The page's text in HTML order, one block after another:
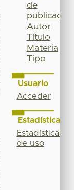
de
publicación
Autor
Título
Materia
Tipo
Usuario
Acceder
Estadísticas
Estadísticas
de uso